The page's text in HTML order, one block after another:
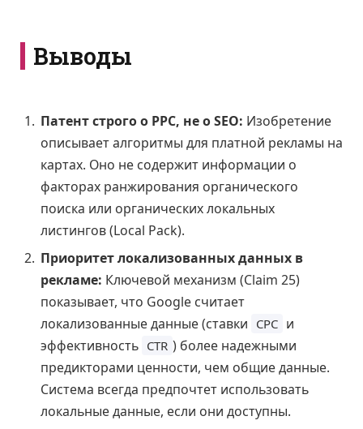
Выводы
Патент строго о PPC, не о SEO: Изобретение
описывает алгоритмы для платной рекламы на
картах. Оно не содержит информации о
факторах ранжирования органического
поиска или органических локальных
листингов (Local Pack).
Приоритет локализованных данных в
рекламе: Ключевой механизм (Claim 25)
показывает, что Google считает
локализованные данные (ставки CPC и
эффективность CTR ) более надежными
предикторами ценности, чем общие данные.
Система всегда предпочтет использовать
локальные данные, если они доступны.